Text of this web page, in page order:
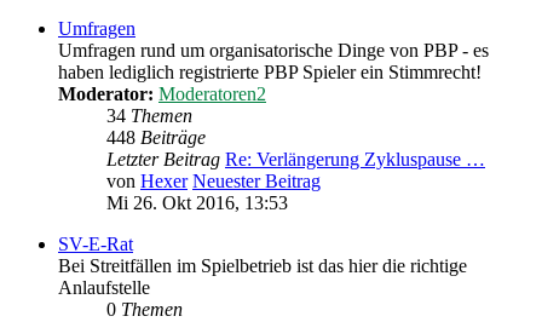
Umfragen
Umfragen rund um organisatorische Dinge von PBP - es
haben lediglich registrierte PBP Spieler ein Stimmrecht!
Moderator: Moderatoren2
34 Themen
448 Beiträge
Letzter Beitrag Re: Verlängerung Zykluspause …
von Hexer Neuester Beitrag
Mi 26. Okt 2016, 13:53
SV-E-Rat
Bei Streitfällen im Spielbetrieb ist das hier die richtige
Anlaufstelle
0 Themen